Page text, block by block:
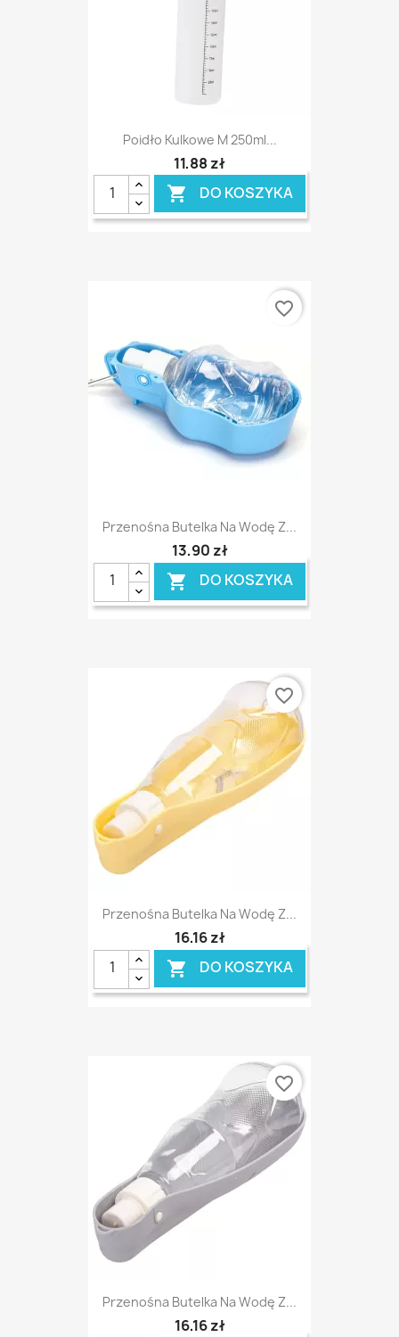
Poidło Kulkowe M 250ml...
11,88 zł
 DO KOSZYKA
Przenośna Butelka Na Wodę Z...
13,90 zł
 DO KOSZYKA
favorite_border
Przenośna Butelka Na Wodę Z...
16,16 zł
 DO KOSZYKA
favorite_border
Przenośna Butelka Na Wodę Z...
16,16 zł
favorite_border